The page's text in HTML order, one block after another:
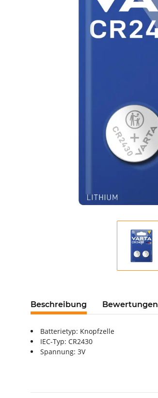
Beschreibung Bewertungen
Batterietyp: Knopfzelle
IEC-Typ: CR2430
Spannung: 3V